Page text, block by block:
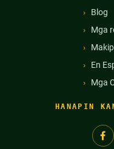
Blog
Mga
En
Mga
HANAPIN